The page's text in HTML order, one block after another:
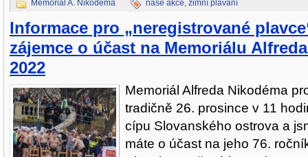
Memoriál A. Nikodéma naše akce zimní plavání
Informace pro „neregistrované
zájemce o účast na Memoriálu
2022
Memoriál Alfreda Nikodéma
tradičně 26. prosince v 11
cípu Slovanského ostrova a
máte o účast na jeho 76.